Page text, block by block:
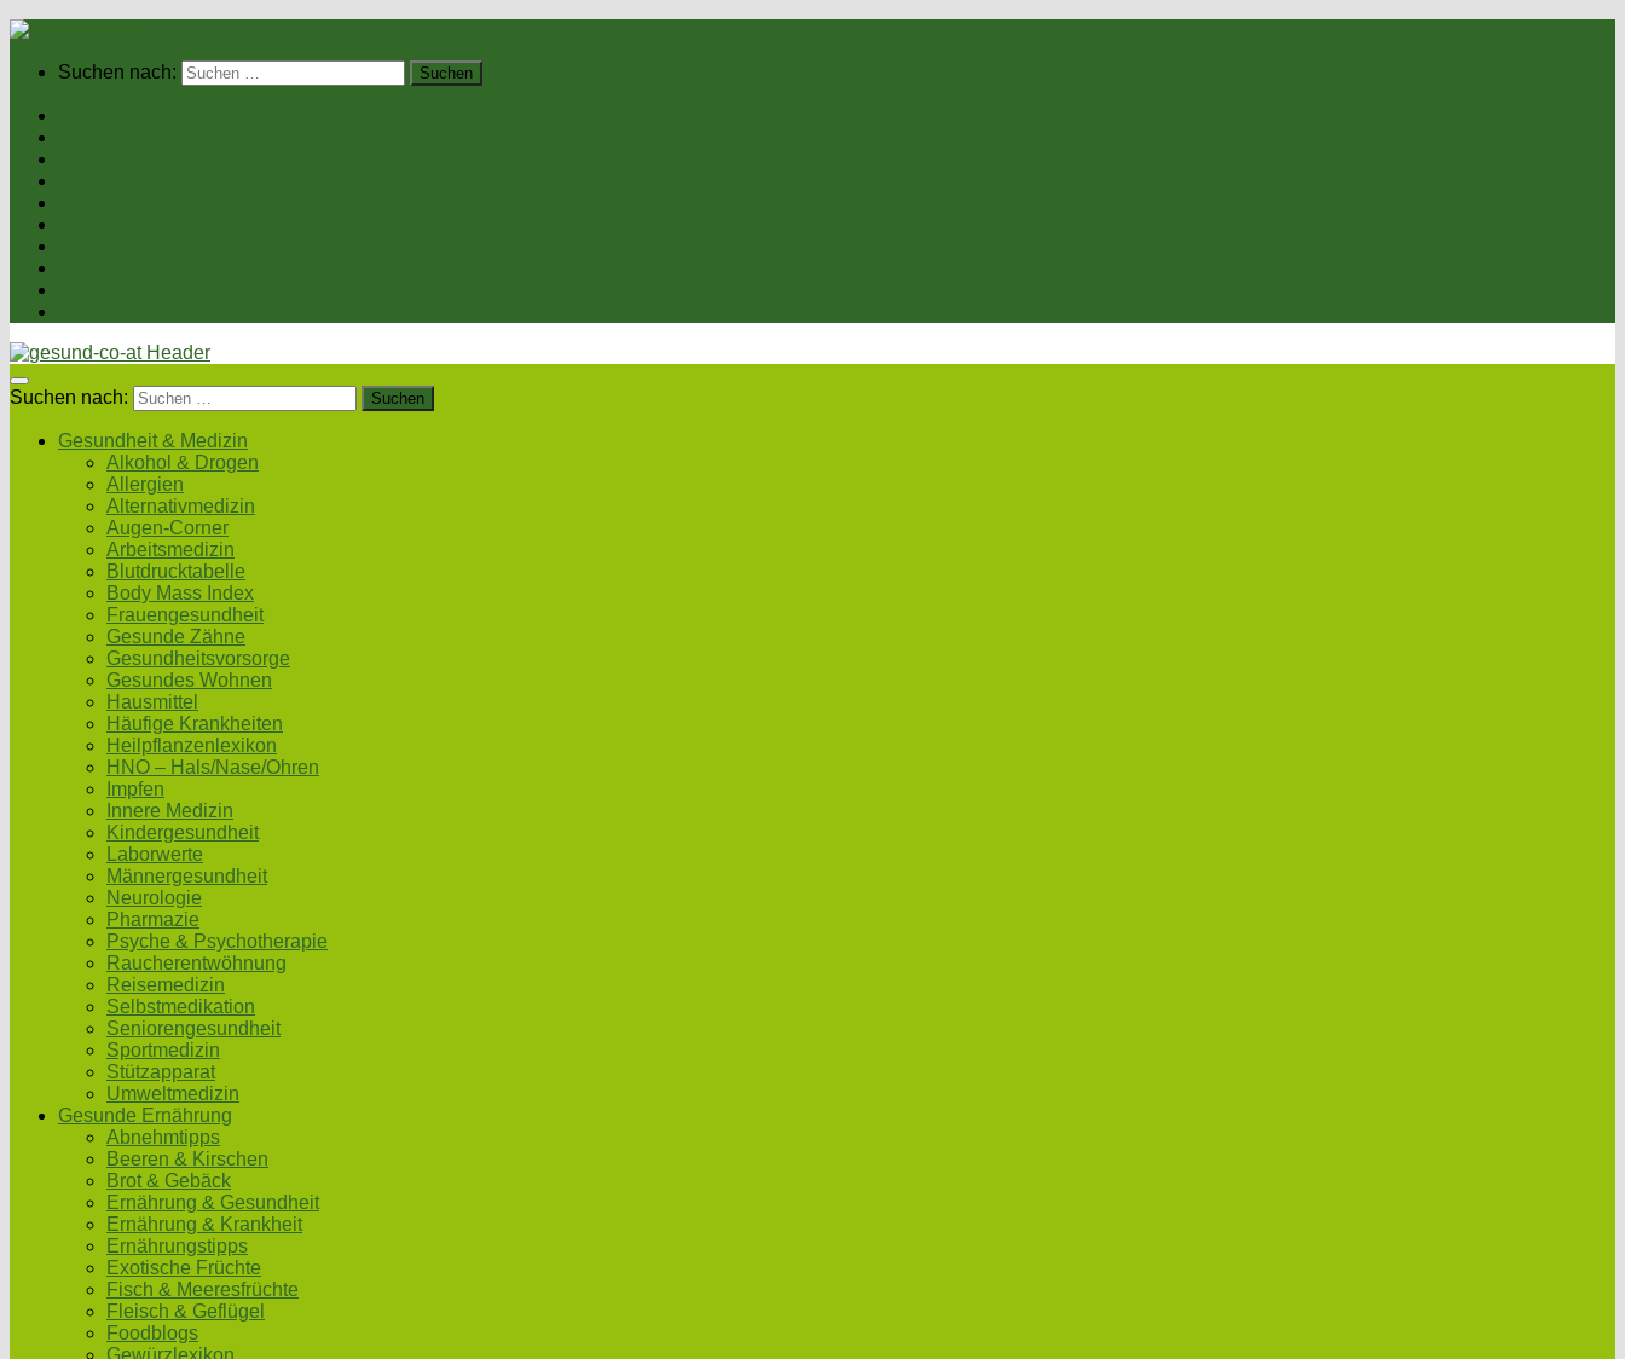
Suchen nach:
Suchen nach:
Gesundheit & Medizin
Alkohol & Drogen
Allergien
Alternativmedizin
Augen-Corner
Arbeitsmedizin
Blutdrucktabelle
Body Mass Index
Frauengesundheit
Gesunde Zähne
Gesundheitsvorsorge
Gesundes Wohnen
Hausmittel
Häufige Krankheiten
Heilpflanzenlexikon
HNO – Hals/Nase/Ohren
Impfen
Innere Medizin
Kindergesundheit
Laborwerte
Männergesundheit
Neurologie
Pharmazie
Psyche & Psychotherapie
Raucherentwöhnung
Reisemedizin
Selbstmedikation
Seniorengesundheit
Sportmedizin
Stützapparat
Umweltmedizin
Gesunde Ernährung
Abnehmtipps
Beeren & Kirschen
Brot & Gebäck
Ernährung & Gesundheit
Ernährung & Krankheit
Ernährungstipps
Exotische Früchte
Fisch & Meeresfrüchte
Fleisch & Geflügel
Foodblogs
Gewürzlexikon